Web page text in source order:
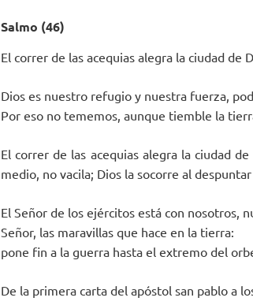
Salmo (46)
El correr de las acequias alegra la ciudad de
Dios es nuestro refugio y nuestra fuerza,
Por eso no tememos, aunque tiemble la
El correr de las acequias alegra la ciudad
medio, no vacila; Dios la socorre al
El Señor de los ejércitos está con nosotros,
Señor, las maravillas que hace en la tierra:
pone fin a la guerra hasta el extremo del
De la primera carta del apóstol san pablo a